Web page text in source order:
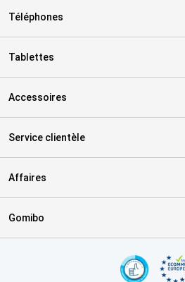
Téléphones
Tablettes
Accessoires
Service clientèle
Affaires
Gomibo